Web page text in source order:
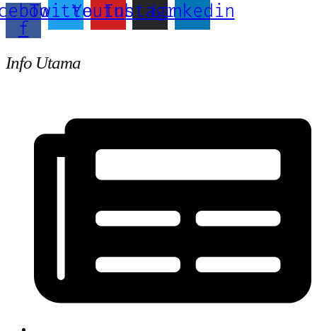
f
TwitterYoutube
Instagram
Linkedin
Info Utama